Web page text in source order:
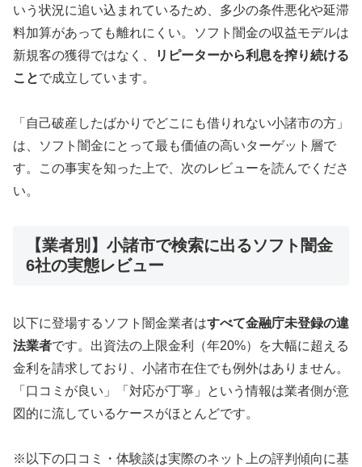
いう状況に追い込まれているため、多少の条件悪化や延滞
料加算があっても離れにくい。ソフト闇金の収益モデルは
新規客の獲得ではなく、
リピーターから利息を搾り続ける
ことで成立しています。
「自己破産したばかりでどこにも借りれない小諸市の方」
は、ソフト闇金にとって最も価値の高いターゲット層で
す。この事実を知った上で、次のレビューを読んでくださ
い。
【業者別】小諸市で検索に出るソフト闇金
6社の実態レビュー
以下に登場するソフト闇金業者はすべて金融庁未登録の違
法業者です。出資法の上限金利（年20%）を大幅に超える
金利を請求しており、小諸市在住でも例外はありません。
「口コミが良い」「対応が丁寧」という情報は業者側が意
図的に流しているケースがほとんどです。
※以下の口コミ・体験談は実際のネット上の評判傾向に基